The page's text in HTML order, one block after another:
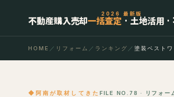
2026 最新版
不動産購入売却一括査定· 土地活用 ·
HOME ／ リフォーム ／ ランキング ／ 塗装ベストワ
阿南が取材してきた FILE NO.78 · リフォー